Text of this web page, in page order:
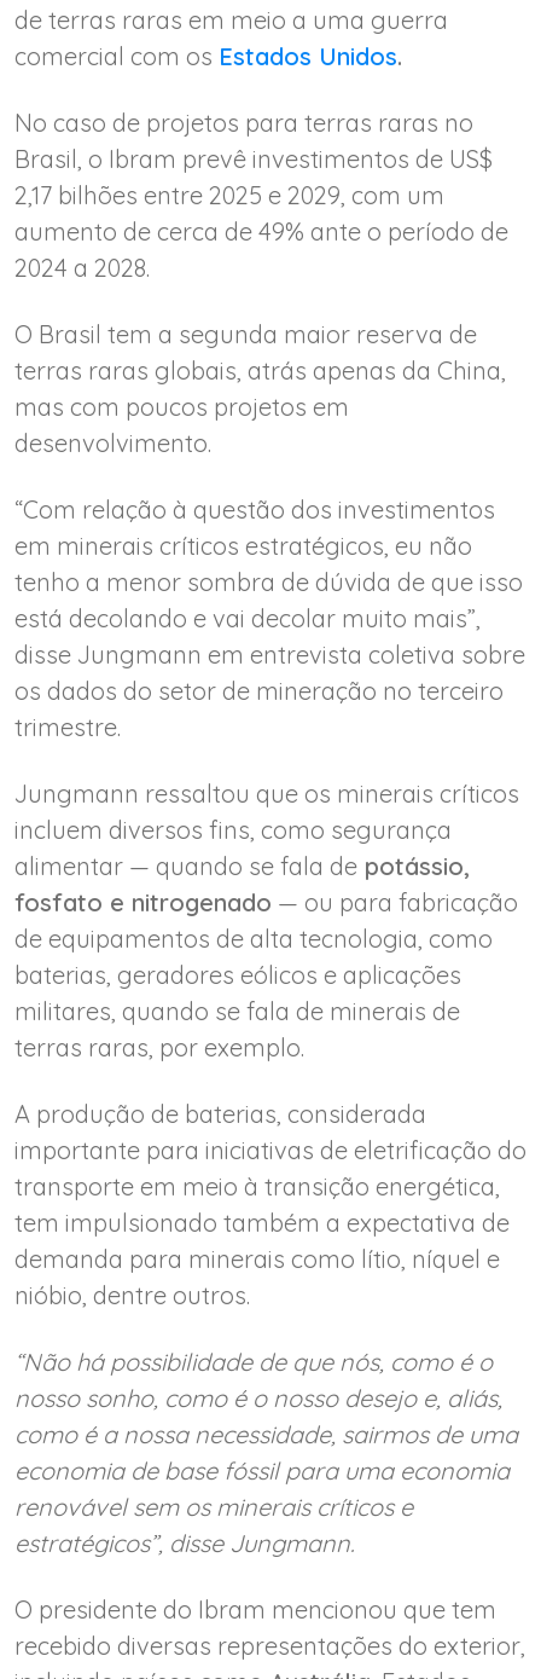
de terras raras em meio a uma guerra
comercial com os Estados Unidos.
No caso de projetos para terras raras no
Brasil, o Ibram prevê investimentos de US$
2,17 bilhões entre 2025 e 2029, com um
aumento de cerca de 49% ante o período de
2024 a 2028.
O Brasil tem a segunda maior reserva de
terras raras globais, atrás apenas da China,
mas com poucos projetos em
desenvolvimento.
“Com relação à questão dos investimentos
em minerais críticos estratégicos, eu não
tenho a menor sombra de dúvida de que isso
está decolando e vai decolar muito mais”,
disse Jungmann em entrevista coletiva sobre
os dados do setor de mineração no terceiro
trimestre.
Jungmann ressaltou que os minerais críticos
incluem diversos fins, como segurança
alimentar — quando se fala de potássio,
fosfato e nitrogenado — ou para fabricação
de equipamentos de alta tecnologia, como
baterias, geradores eólicos e aplicações
militares, quando se fala de minerais de
terras raras, por exemplo.
A produção de baterias, considerada
importante para iniciativas de eletrificação do
transporte em meio à transição energética,
tem impulsionado também a expectativa de
demanda para minerais como lítio, níquel e
nióbio, dentre outros.
“Não há possibilidade de que nós, como é o
nosso sonho, como é o nosso desejo e, aliás,
como é a nossa necessidade, sairmos de uma
economia de base fóssil para uma economia
renovável sem os minerais críticos e
estratégicos”, disse Jungmann.
O presidente do Ibram mencionou que tem
recebido diversas representações do exterior,